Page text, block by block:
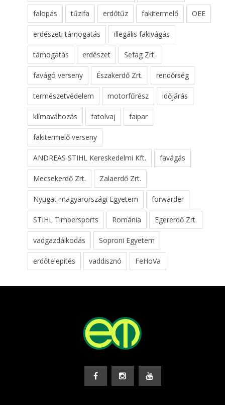
falopás tűzifa erdőtűz fakitermelő OEE
erdészeti támogatás illegális fakivágás
támogatás erdészet Sefag Zrt.
favágó verseny Északerdő Zrt. rendőrség
természetvédelem motorfűrész időjárás
klímaváltozás fatolvaj faipar
fakitermelő verseny
ANDREAS STIHL Kereskedelmi Kft. favágás
Mecsekerdő Zrt. Zalaerdő Zrt.
Nyugat-magyarországi Egyetem forwarder
STIHL Timbersports Románia Egererdő Zrt.
vadgazdálkodás Soproni Egyetem
erdőtelepítés vaddisznó FeHoVa